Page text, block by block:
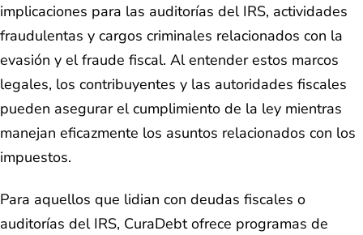
implicaciones para las auditorías del IRS, actividades
fraudulentas y cargos criminales relacionados con la
evasión y el fraude fiscal. Al entender estos marcos
legales, los contribuyentes y las autoridades fiscales
pueden asegurar el cumplimiento de la ley mientras
manejan eficazmente los asuntos relacionados con los
impuestos.
Para aquellos que lidian con deudas fiscales o
auditorías del IRS, CuraDebt ofrece programas de